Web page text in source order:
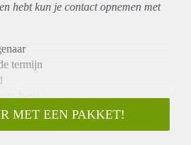
hebt kun je contact opnemen met
termijn
huur
Ja
MET EEN PAKKET!